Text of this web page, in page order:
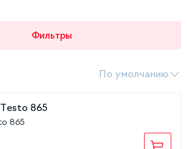
Фильтры
По умолчанию
865